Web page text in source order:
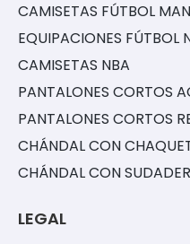
CAMISETAS FÚTBOL
EQUIPACIONES FÚTBOL
CAMISETAS NBA
PANTALONES CORTOS
PANTALONES CORTOS
CHÁNDAL CON
CHÁNDAL CON
LEGAL